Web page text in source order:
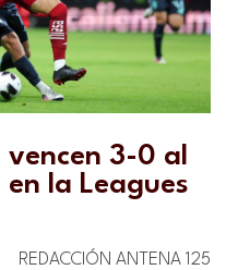
vencen 3-0 al
la Leagues
REDACCIÓN ANTENA 125